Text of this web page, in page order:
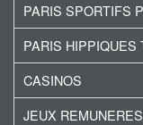
PARIS SPORTIFS
PARIS HIPPIQUES
CASINOS
JEUX REMUNERES